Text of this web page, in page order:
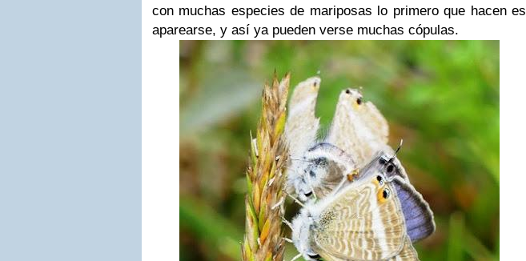
con muchas especies de mariposas lo primero que hacen es
aparearse, y así ya pueden verse muchas cópulas.